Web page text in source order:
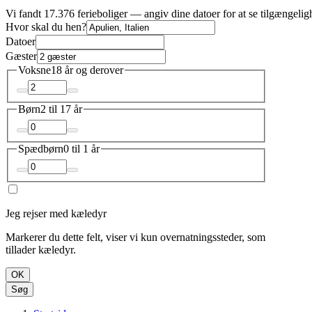
Vi fandt 17.376 ferieboliger — angiv dine datoer for at se
Hvor skal du hen?
Datoer
Gæster
Voksne18 år og derover
Børn2 til 17 år
Spædbørn0 til 1 år
Jeg rejser med kæledyr
Markerer du dette felt, viser vi kun overnatningssteder, som
tillader kæledyr.
OK
Søg